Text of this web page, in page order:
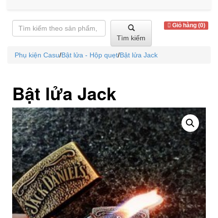
Tìm kiếm
Giỏ hàng (0)
Phụ kiện Casu/Bật lửa - Hộp quẹt/Bật lửa Jack
Bật lửa Jack